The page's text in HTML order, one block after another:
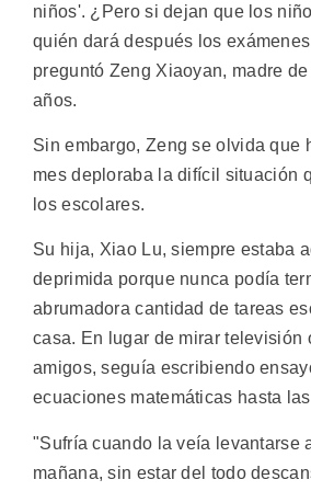
niños'. ¿Pero si dejan que los
quién dará después los
preguntó Zeng Xiaoyan, madre
años.
Sin embargo, Zeng se olvida que
mes deploraba la difícil situación
los escolares.
Su hija, Xiao Lu, siempre estaba
deprimida porque nunca podía
abrumadora cantidad de tareas
casa. En lugar de mirar televisión
amigos, seguía escribiendo
ecuaciones matemáticas hasta
"Sufría cuando la veía levantarse
mañana, sin estar del todo